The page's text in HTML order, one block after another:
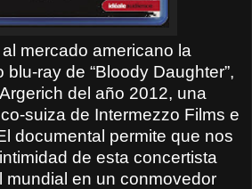
mercado americano la
ray de “Bloody Daughter”,
del año 2012, una
suiza de Intermezzo Films e
documental permite que nos
de esta concertista
mundial en un conmovedor